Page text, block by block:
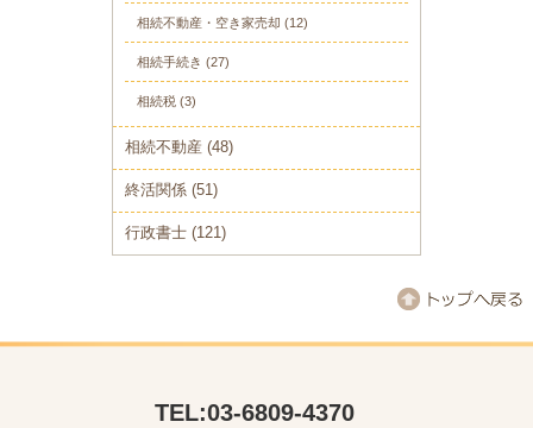
相続不動産・空き家売却 (12)
相続手続き (27)
相続税 (3)
相続不動産 (48)
終活関係 (51)
行政書士 (121)
TEL:03-6809-4370